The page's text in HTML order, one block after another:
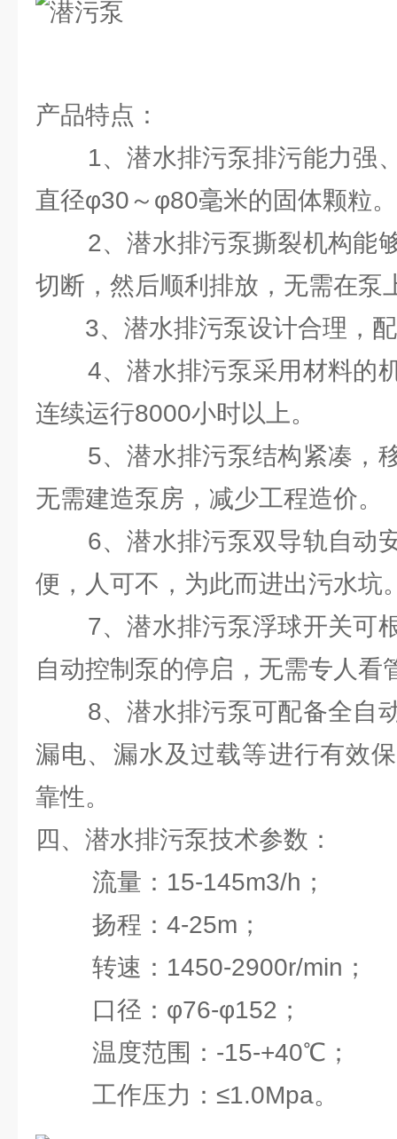
产品特点：
1、潜水排污泵排污能力强
直径φ30～φ80毫米的固体颗粒。
2、潜水排污泵撕裂机构能
切断，然后顺利排放，无需在泵
3、潜水排污泵设计合理，配
4、潜水排污泵采用材料的
连续运行8000小时以上。
5、潜水排污泵结构紧凑，
无需建造泵房，减少工程造价。
6、潜水排污泵双导轨自动
便，人可不，为此而进出污水坑
7、潜水排污泵浮球开关可
自动控制泵的停启，无需专人看
8、潜水排污泵可配备全自
漏电、漏水及过载等进行有效
靠性。
四、潜水排污泵技术参数：
流量：15-145m3/h；
扬程：4-25m；
转速：1450-2900r/min；
口径：φ76-φ152；
温度范围：-15-+40℃；
工作压力：≤1.0Mpa。